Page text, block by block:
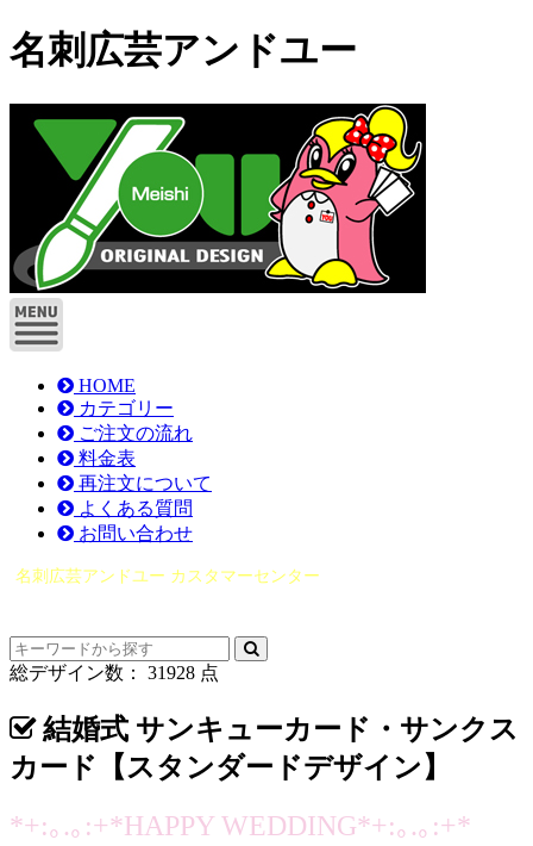
名刺広芸アンドユー
HOME
カテゴリー
ご注文の流れ
料金表
再注文について
よくある質問
お問い合わせ
名刺広芸アンドユー カスタマーセンター
総デザイン数： 31928 点
結婚式 サンキューカード・サンクス
カード【スタンダードデザイン】
*+:｡.｡:+*HAPPY WEDDING*+:｡.｡:+*